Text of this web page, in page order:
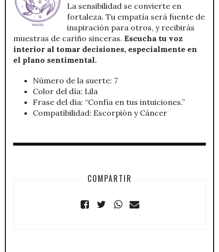
La sensibilidad se convierte en
fortaleza. Tu empatía será fuente de
inspiración para otros, y recibirás
muestras de cariño sinceras. Escucha tu voz
interior al tomar decisiones, especialmente en
el plano sentimental.
Número de la suerte: 7
Color del día: Lila
Frase del día: “Confía en tus intuiciones.”
Compatibilidad: Escorpión y Cáncer
COMPARTIR